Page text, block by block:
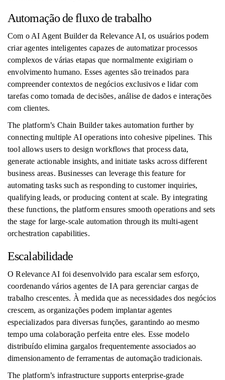
Automação de fluxo de trabalho
Com o AI Agent Builder da Relevance AI, os usuários podem
criar agentes inteligentes capazes de automatizar processos
complexos de várias etapas que normalmente exigiriam o
envolvimento humano. Esses agentes são treinados para
compreender contextos de negócios exclusivos e lidar com
tarefas como tomada de decisões, análise de dados e interações
com clientes.
The platform’s Chain Builder takes automation further by
connecting multiple AI operations into cohesive pipelines. This
tool allows users to design workflows that process data,
generate actionable insights, and initiate tasks across different
business areas. Businesses can leverage this feature for
automating tasks such as responding to customer inquiries,
qualifying leads, or producing content at scale. By integrating
these functions, the platform ensures smooth operations and sets
the stage for large-scale automation through its multi-agent
orchestration capabilities.
Escalabilidade
O Relevance AI foi desenvolvido para escalar sem esforço,
coordenando vários agentes de IA para gerenciar cargas de
trabalho crescentes. À medida que as necessidades dos negócios
crescem, as organizações podem implantar agentes
especializados para diversas funções, garantindo ao mesmo
tempo uma colaboração perfeita entre eles. Esse modelo
distribuído elimina gargalos frequentemente associados ao
dimensionamento de ferramentas de automação tradicionais.
The platform’s infrastructure supports enterprise-grade